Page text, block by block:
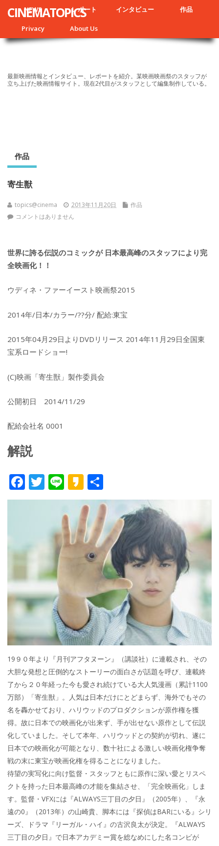
NEWS レポート インタビュー 作品
Privacy About Us
CINEMATOPICS
最新映画情報とインタビュー、レポートを紹介。某映画映画祭のスタッフが
立ち上げた映画情報サイト。現在2代目がスタッフとして編集制作している。
作品
寄生獣
topics@cinema 2013年11月20日
作品
コメントはありません
世界に誇る伝説のコミックが 日本最高峰のスタッフにより完
全映画化！！
ウディネ・ファーイースト映画祭2015
2014年/日本/カラー/??分/ 配給:東宝
2015年04月29日よりDVDリリース 2014年11月29日全国東
宝系ロードショー!
(C)映画「寄生獣」製作委員会
公開初日 2014/11/29
配給会社名 0001
解説
F
ac
o
k
T
w
er
Li
n
e
K
a
k
a
o
有
19９０年より『月刊アフタヌーン』（講談社）に連載され、その
大胆な発想と圧倒的なストーリーの面白さが話題を呼び、連載終
了から２０年経った今も愛され続けている大人気漫画（累計1100
万部）「寄生獣」。人気は日本だけにとどまらず、海外でもその
名を轟かせており、ハリウッドのプロダクションが原作権を獲
得。故に日本での映画化が出来ず、手が出せない原作として伝説
化していました。そして本年、ハリウッドとの契約が切れ、遂に
日本での映画化が可能となり、数十社による激しい映画化権争奪
戦の末に東宝が映画化権を得ることになりました。
待望の実写化に向け監督・スタッフともに原作に深い愛とリスペ
クトを持った日本最高峰の才能を集結させ、「完全映画化」しま
す。監督・VFXには『ALWAYS三丁目の夕日』（2005年）、『永
遠の0』（2013年）の山崎貴、脚本には『探偵はBARにいる』シリ
ーズ、ドラマ『リーガル・ハイ』の古沢良太が決定。『ALWAYS
三丁目の夕日』で日本アカデミー賞を総なめにした名コンビが